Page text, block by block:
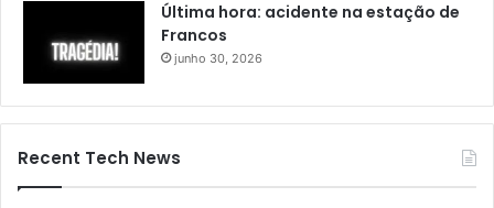
Última hora: acidente na estação de
Francos
junho 30, 2026
Recent Tech News